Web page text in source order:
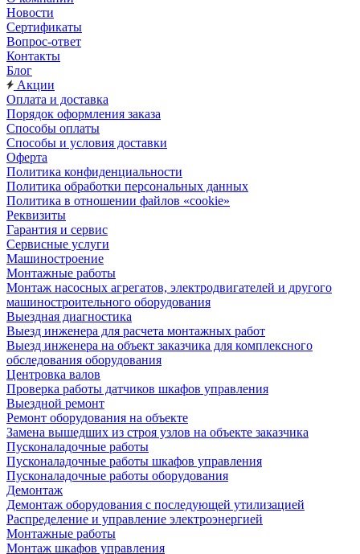
Новости
Сертификаты
Вопрос-ответ
Контакты
Блог
Акции
Оплата и доставка
Порядок оформления заказа
Способы оплаты
Способы и условия доставки
Оферта
Политика конфиденциальности
Политика обработки персональных данных
Политика в отношении файлов «cookie»
Реквизиты
Гарантия и сервис
Сервисные услуги
Машиностроение
Монтажные работы
Монтаж насосных агрегатов, электродвигателей и другого
машиностроительного оборудования
Выездная диагностика
Выезд инженера для расчета монтажных работ
Выезд инженера на объект заказчика для комплексного
обследования оборудования
Центровка валов
Проверка работы датчиков шкафов управления
Выездной ремонт
Ремонт оборудования на объекте
Замена вышедших из строя узлов на объекте заказчика
Пусконаладочные работы
Пусконаладочные работы шкафов управления
Пусконаладочные работы оборудования
Демонтаж
Демонтаж оборудования с последующей утилизацией
Распределение и управление электроэнергией
Монтажные работы
Монтаж шкафов управления